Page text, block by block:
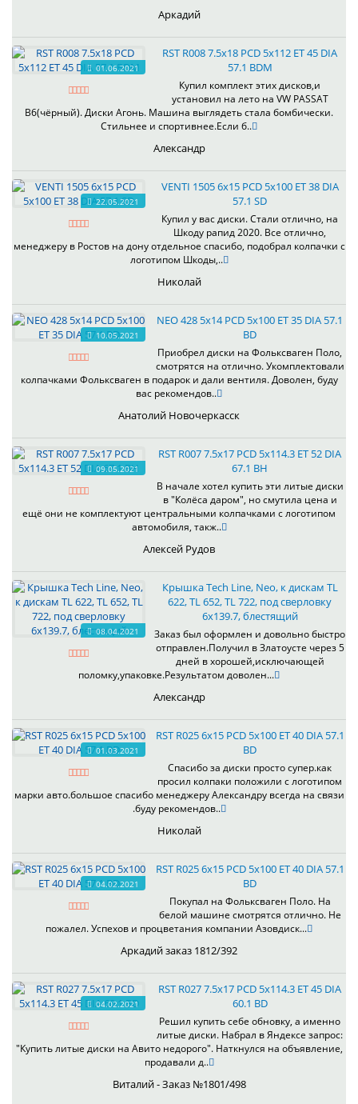
Аркадий
01.06.2021
RST R008 7.5x18 PCD 5x112 ET 45 DIA
57.1 BDM
Купил комплект этих дисков,и
установил на лето на VW PASSAT
B6(чёрный). Диски Агонь. Машина выглядеть стала бомбически.
Стильнее и спортивнее.Если б..
Александр
22.05.2021
VENTI 1505 6x15 PCD 5x100 ET 38 DIA
57.1 SD
Купил у вас диски. Стали отлично, на
Шкоду рапид 2020. Все отлично,
менеджеру в Ростов на дону отдельное спасибо, подобрал колпачки с
логотипом Шкоды,..
Николай
10.05.2021
NEO 428 5x14 PCD 5x100 ET 35 DIA 57.1
BD
Приобрел диски на Фольксваген Поло,
смотрятся на отлично. Укомплектовали
колпачками Фольксваген в подарок и дали вентиля. Доволен, буду
вас рекомендов..
Анатолий Новочеркасск
09.05.2021
RST R007 7.5x17 PCD 5x114.3 ET 52 DIA
67.1 BH
В начале хотел купить эти литые диски
в "Колёса даром", но смутила цена и
ещё они не комплектуют центральными колпачками с логотипом
автомобиля, такж..
Алексей Рудов
08.04.2021
Крышка Tech Line, Neo, к дискам TL
622, TL 652, TL 722, под сверловку
6х139.7, блестящий
Заказ был оформлен и довольно быстро
отправлен.Получил в Златоусте через 5
дней в хорошей,исключающей
поломку,упаковке.Результатом доволен...
Александр
01.03.2021
RST R025 6x15 PCD 5x100 ET 40 DIA 57.1
BD
Спасибо за диски просто супер.как
просил колпаки положили с логотипом
марки авто.большое спасибо менеджеру Александру всегда на связи
.буду рекомендов..
Николай
04.02.2021
RST R025 6x15 PCD 5x100 ET 40 DIA 57.1
BD
Покупал на Фольксваген Поло. На
белой машине смотрятся отлично. Не
пожалел. Успехов и процветания компании Азовдиск...
Аркадий заказ 1812/392
04.02.2021
RST R027 7.5x17 PCD 5x114.3 ET 45 DIA
60.1 BD
Решил купить себе обновку, а именно
литые диски. Набрал в Яндексе запрос:
"Купить литые диски на Авито недорого". Наткнулся на объявление,
продавали д..
Виталий - Заказ №1801/498